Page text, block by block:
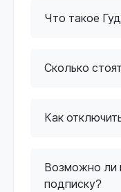
Что такое
Сколько
Как
Возможно ли
подписку?